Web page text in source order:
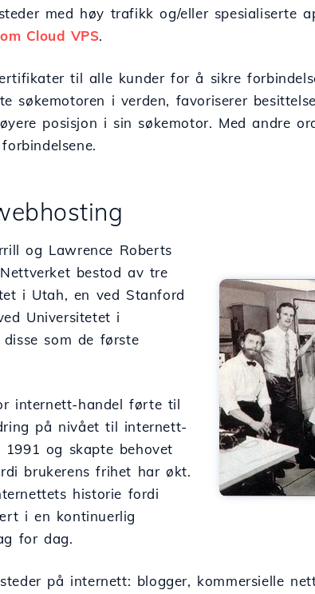
med høy trafikk og/eller spesialiserte
om Cloud VPS.
til alle kunder for å sikre
søkemotoren i verden, favoriserer
posisjon i sin søkemotor. Med andre
og Lawrence Roberts
bestod av tre
i Utah, en ved Stanford
Universitetet i
som de første
internett-handel førte til
på nivået til internett-
og skapte behovet
brukerens frihet har økt.
historie fordi
i en kontinuerlig
for dag.
på internett: blogger, kommersielle